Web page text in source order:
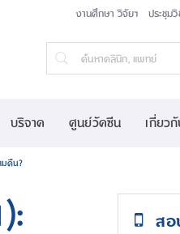
งานศึกษา วิจัยฯ ประชุม
บริจาค ศูนย์วัคซีน เกี่ยวกั
มคืน?
สอ